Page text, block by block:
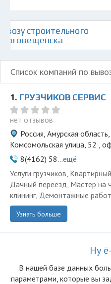
строительного
Список компаний по
1. ГРУЗЧИКОВ СЕРВИС
нет отзывов
Россия, Амурская
Комсомольская улица, 52 ,
8(4162) 58...ещё
Услуги грузчиков,
Дачный переезд, Мастер на
клининг, Демонтажные
Узнать больше
Ну
В нашей базе данных
параметрами, которые вы